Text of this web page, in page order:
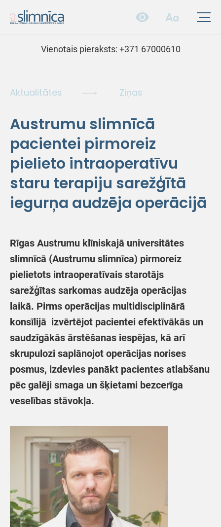
Vienotais pieraksts: +371 67000610
Aktualitātes Ziņas
Austrumu slimnīcā
pacientei pirmoreiz
pielieto intraoperatīvu
staru terapiju sarežģītā
iegurņa audzēja operācijā
Rīgas Austrumu klīniskajā universitātes
slimnīcā (Austrumu slimnīca) pirmoreiz
pielietots intraoperatīvais starotājs
sarežģītas sarkomas audzēja operācijas
laikā. Pirms operācijas multidisciplinārā
konsīlijā izvērtējot pacientei efektīvākās un
saudzīgākās ārstēšanas iespējas, kā arī
skrupulozi saplānojot operācijas norises
posmus, izdevies panākt pacientes atlabšanu
pēc galēji smaga un šķietami bezcerīga
veselības stāvokļa.